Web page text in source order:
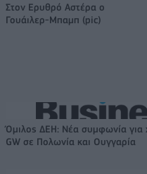
Στον Ερυθρό Αστέρα ο
Γουάιλερ-Μπαμπ (pic)
Όμιλος ΔΕΗ: Νέα συμφωνία
GW σε Πολωνία και Ουγγαρία